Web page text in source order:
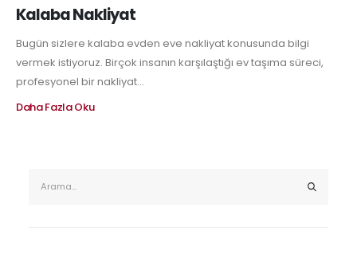
Kalaba Nakliyat
Bugün sizlere kalaba evden eve nakliyat konusunda bilgi
vermek istiyoruz. Birçok insanın karşılaştığı ev taşıma süreci,
profesyonel bir nakliyat...
Daha Fazla Oku